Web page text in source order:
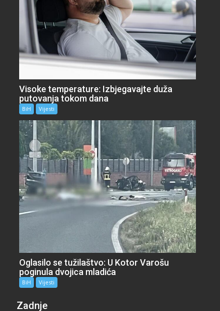
Visoke temperature: Izbjegavajte duža
putovanja tokom dana
BiH Vijesti
Oglasilo se tužilaštvo: U Kotor Varošu
poginula dvojica mladića
BiH Vijesti
Zadnje